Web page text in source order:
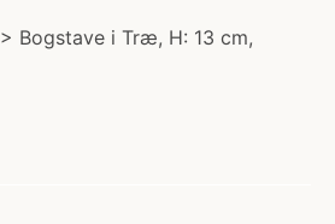
Bogstave i Træ, H: 13 cm,